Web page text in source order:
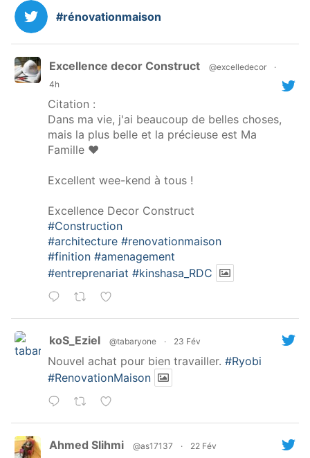
#rénovationmaison
Excellence decor Construct @excelledecor
·
4h
Citation :
Dans ma vie, j'ai beaucoup de belles choses,
mais la plus belle et la précieuse est Ma
Famille ❤️
Excellent wee-kend à tous !
Excellence Decor Construct
#Construction
#architecture #renovationmaison
#finition #amenagement
#entreprenariat #kinshasa_RDC
koS_Eziel @tabaryone · 23 Fév
Nouvel achat pour bien travailler. #Ryobi
#RenovationMaison
Ahmed Slihmi @as17137 · 22 Fév